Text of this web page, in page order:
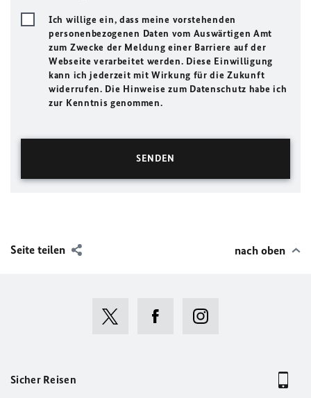
Ich willige ein, dass meine vorstehenden
personenbezogenen Daten vom Auswärtigen Amt
zum Zwecke der Meldung einer Barriere auf der
Webseite verarbeitet werden. Diese Einwilligung
kann ich jederzeit mit Wirkung für die Zukunft
widerrufen. Die Hinweise zum Datenschutz habe ich
zur Kenntnis genommen.
Seite teilen nach oben
Sicher Reisen